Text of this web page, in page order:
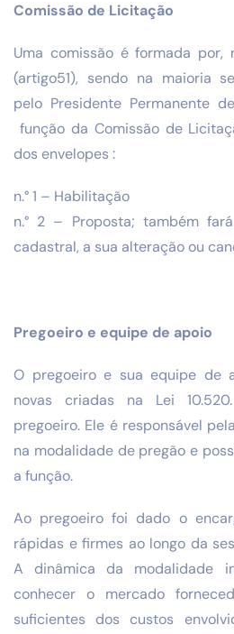
Comissão de Licitação
Uma comissão é formada por,
(artigo51), sendo na maioria
pelo Presidente Permanente
função da Comissão de
dos envelopes :
n.° 1 – Habilitação
n.° 2 – Proposta; também
cadastral, a sua alteração ou
Pregoeiro e equipe de apoio
O pregoeiro e sua equipe de
novas criadas na Lei
pregoeiro. Ele é responsável
na modalidade de pregão e
a função.
Ao pregoeiro foi dado o
rápidas e firmes ao longo da
A dinâmica da modalidade
conhecer o mercado
suficientes dos custos